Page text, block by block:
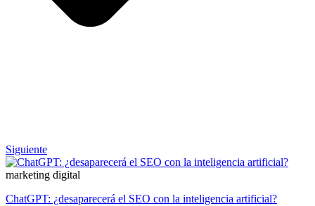
Siguiente
marketing digital
ChatGPT: ¿desaparecerá el SEO con la inteligencia artificial?